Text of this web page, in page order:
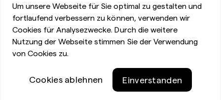
©Bürgerspital Basel
Um unsere Webseite für Sie optimal zu gestalten und
fortlaufend verbessern zu können, verwenden wir
Cookies für Analysezwecke. Durch die weitere
Nutzung der Webseite stimmen Sie der Verwendung
von Cookies zu.
Cookies ablehnen Einverstanden